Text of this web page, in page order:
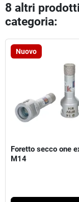
8 altri
categoria:
Nuovo
Foretto secco one
M14